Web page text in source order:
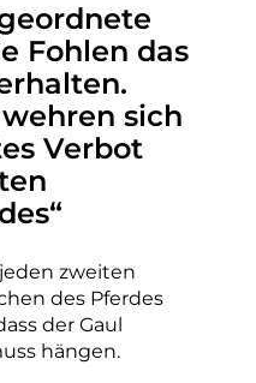
Fohlen das
sich
Verbot
zweiten
des Pferdes
der Gaul
hängen.